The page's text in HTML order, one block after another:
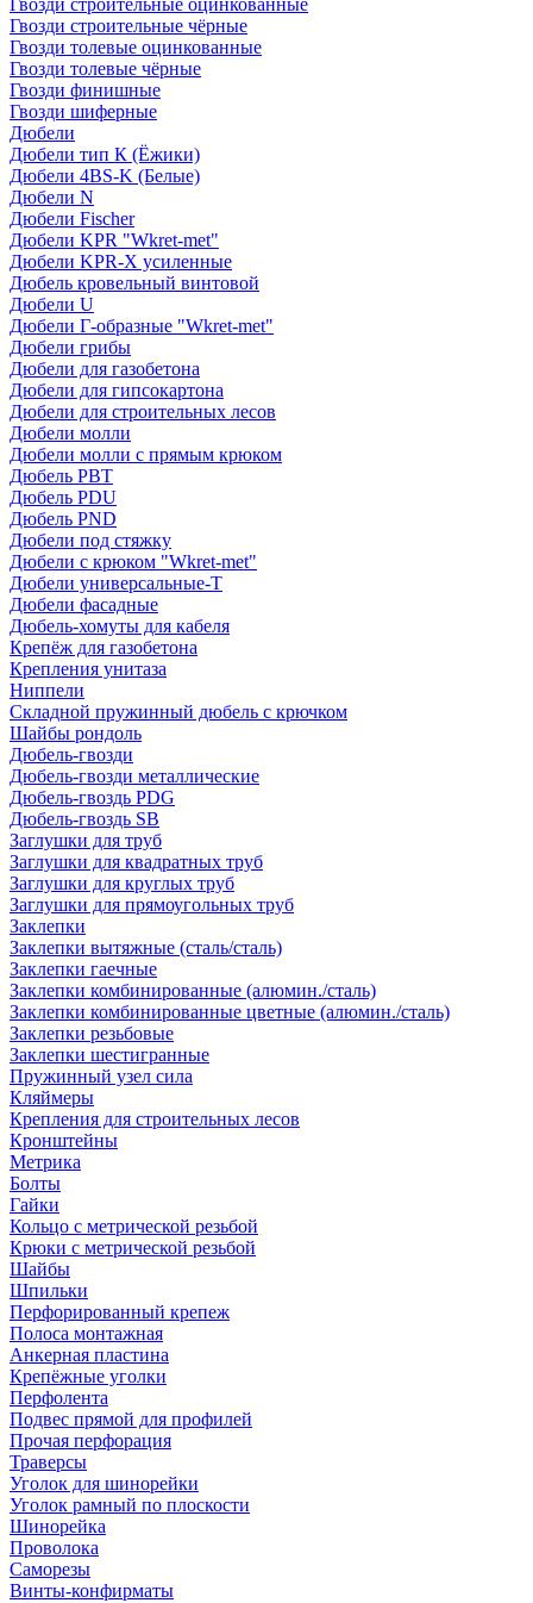
Гвозди строительные оцинкованные
Гвозди строительные чёрные
Гвозди толевые оцинкованные
Гвозди толевые чёрные
Гвозди финишные
Гвозди шиферные
Дюбели
Дюбели тип К (Ёжики)
Дюбели 4BS-K (Белые)
Дюбели N
Дюбели Fischer
Дюбели KPR "Wkret-met"
Дюбели KPR-Х усиленные
Дюбель кровельный винтовой
Дюбели U
Дюбели Г-образные "Wkret-met"
Дюбели грибы
Дюбели для газобетона
Дюбели для гипсокартона
Дюбели для строительных лесов
Дюбели молли
Дюбели молли с прямым крюком
Дюбель PBT
Дюбель PDU
Дюбель PND
Дюбели под стяжку
Дюбели с крюком "Wkret-met"
Дюбели универсальные-Т
Дюбели фасадные
Дюбель-хомуты для кабеля
Крепёж для газобетона
Крепления унитаза
Ниппели
Складной пружинный дюбель с крючком
Шайбы рондоль
Дюбель-гвозди
Дюбель-гвозди металлические
Дюбель-гвоздь PDG
Дюбель-гвоздь SB
Заглушки для труб
Заглушки для квадратных труб
Заглушки для круглых труб
Заглушки для прямоугольных труб
Заклепки
Заклепки вытяжные (сталь/сталь)
Заклепки гаечные
Заклепки комбинированные (алюмин./сталь)
Заклепки комбинированные цветные (алюмин./сталь)
Заклепки резьбовые
Заклепки шестигранные
Пружинный узел сила
Кляймеры
Крепления для строительных лесов
Кронштейны
Метрика
Болты
Гайки
Кольцо с метрической резьбой
Крюки с метрической резьбой
Шайбы
Шпильки
Перфорированный крепеж
Полоса монтажная
Анкерная пластина
Крепёжные уголки
Перфолента
Подвес прямой для профилей
Прочая перфорация
Траверсы
Уголок для шинорейки
Уголок рамный по плоскости
Шинорейка
Проволока
Саморезы
Винты-конфирматы